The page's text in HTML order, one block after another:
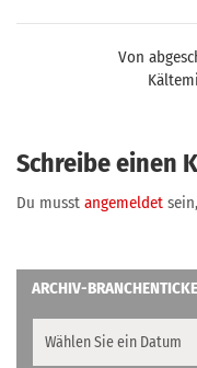
Von
Schreibe einen
Du musst angemeldet
ARCHIV-